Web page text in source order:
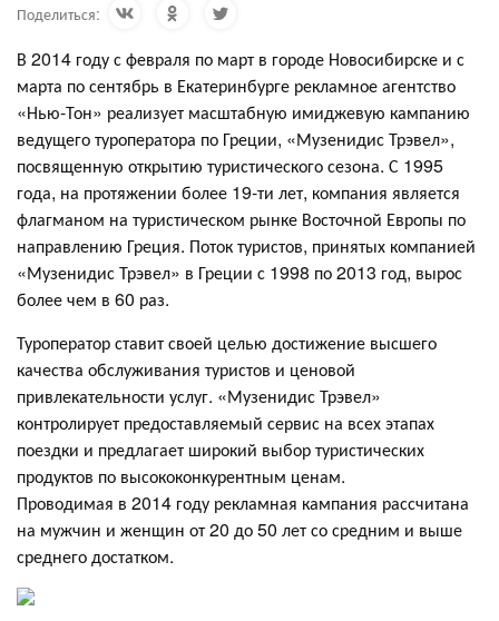
Поделиться:
В 2014 году с февраля по март в городе Новосибирске и с
марта по сентябрь в Екатеринбурге рекламное агентство
«Нью-Тон» реализует масштабную имиджевую кампанию
ведущего туроператора по Греции, «Музенидис Трэвел»,
посвященную открытию туристического сезона. С 1995
года, на протяжении более 19-ти лет, компания является
флагманом на туристическом рынке Восточной Европы по
направлению Греция. Поток туристов, принятых компанией
«Музенидис Трэвел» в Греции с 1998 по 2013 год, вырос
более чем в 60 раз.
Туроператор ставит своей целью достижение высшего
качества обслуживания туристов и ценовой
привлекательности услуг. «Музенидис Трэвел»
контролирует предоставляемый сервис на всех этапах
поездки и предлагает широкий выбор туристических
продуктов по высококонкурентным ценам.
Проводимая в 2014 году рекламная кампания рассчитана
на мужчин и женщин от 20 до 50 лет со средним и выше
среднего достатком.